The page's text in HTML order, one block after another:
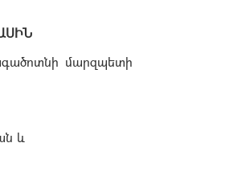
մարզպետի
և